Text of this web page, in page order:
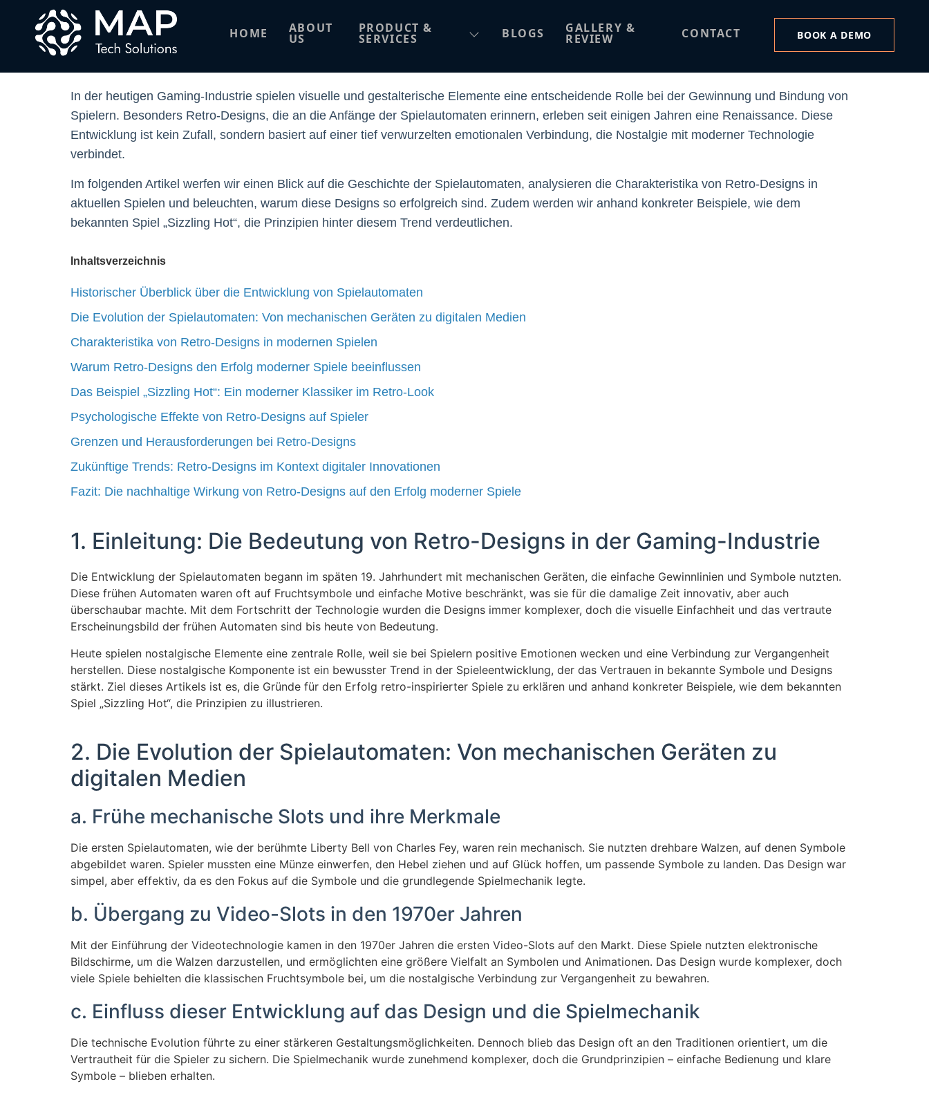
HOME ABOUT
US
PRODUCT &
SERVICES BLOGS GALLERY &
REVIEW CONTACT BOOK A DEMO
Warum Retro-Designs den Erfolg moderner Spiele
beeinflussen
In der heutigen Gaming-Industrie spielen visuelle und gestalterische Elemente eine entscheidende Rolle bei der Gewinnung und Bindung von
Spielern. Besonders Retro-Designs, die an die Anfänge der Spielautomaten erinnern, erleben seit einigen Jahren eine Renaissance. Diese
Entwicklung ist kein Zufall, sondern basiert auf einer tief verwurzelten emotionalen Verbindung, die Nostalgie mit moderner Technologie
verbindet.
Im folgenden Artikel werfen wir einen Blick auf die Geschichte der Spielautomaten, analysieren die Charakteristika von Retro-Designs in
aktuellen Spielen und beleuchten, warum diese Designs so erfolgreich sind. Zudem werden wir anhand konkreter Beispiele, wie dem
bekannten Spiel „Sizzling Hot“, die Prinzipien hinter diesem Trend verdeutlichen.
Inhaltsverzeichnis
Historischer Überblick über die Entwicklung von Spielautomaten
Die Evolution der Spielautomaten: Von mechanischen Geräten zu digitalen Medien
Charakteristika von Retro-Designs in modernen Spielen
Warum Retro-Designs den Erfolg moderner Spiele beeinflussen
Das Beispiel „Sizzling Hot“: Ein moderner Klassiker im Retro-Look
Psychologische Effekte von Retro-Designs auf Spieler
Grenzen und Herausforderungen bei Retro-Designs
Zukünftige Trends: Retro-Designs im Kontext digitaler Innovationen
Fazit: Die nachhaltige Wirkung von Retro-Designs auf den Erfolg moderner Spiele
1. Einleitung: Die Bedeutung von Retro-Designs in der Gaming-Industrie
Die Entwicklung der Spielautomaten begann im späten 19. Jahrhundert mit mechanischen Geräten, die einfache Gewinnlinien und Symbole nutzten.
Diese frühen Automaten waren oft auf Fruchtsymbole und einfache Motive beschränkt, was sie für die damalige Zeit innovativ, aber auch
überschaubar machte. Mit dem Fortschritt der Technologie wurden die Designs immer komplexer, doch die visuelle Einfachheit und das vertraute
Erscheinungsbild der frühen Automaten sind bis heute von Bedeutung.
Heute spielen nostalgische Elemente eine zentrale Rolle, weil sie bei Spielern positive Emotionen wecken und eine Verbindung zur Vergangenheit
herstellen. Diese nostalgische Komponente ist ein bewusster Trend in der Spieleentwicklung, der das Vertrauen in bekannte Symbole und Designs
stärkt. Ziel dieses Artikels ist es, die Gründe für den Erfolg retro-inspirierter Spiele zu erklären und anhand konkreter Beispiele, wie dem bekannten
Spiel „Sizzling Hot“, die Prinzipien zu illustrieren.
2. Die Evolution der Spielautomaten: Von mechanischen Geräten zu
digitalen Medien
a. Frühe mechanische Slots und ihre Merkmale
Die ersten Spielautomaten, wie der berühmte Liberty Bell von Charles Fey, waren rein mechanisch. Sie nutzten drehbare Walzen, auf denen Symbole
abgebildet waren. Spieler mussten eine Münze einwerfen, den Hebel ziehen und auf Glück hoffen, um passende Symbole zu landen. Das Design war
simpel, aber effektiv, da es den Fokus auf die Symbole und die grundlegende Spielmechanik legte.
b. Übergang zu Video-Slots in den 1970er Jahren
Mit der Einführung der Videotechnologie kamen in den 1970er Jahren die ersten Video-Slots auf den Markt. Diese Spiele nutzten elektronische
Bildschirme, um die Walzen darzustellen, und ermöglichten eine größere Vielfalt an Symbolen und Animationen. Das Design wurde komplexer, doch
viele Spiele behielten die klassischen Fruchtsymbole bei, um die nostalgische Verbindung zur Vergangenheit zu bewahren.
c. Einfluss dieser Entwicklung auf das Design und die Spielmechanik
Die technische Evolution führte zu einer stärkeren Gestaltungsmöglichkeiten. Dennoch blieb das Design oft an den Traditionen orientiert, um die
Vertrautheit für die Spieler zu sichern. Die Spielmechanik wurde zunehmend komplexer, doch die Grundprinzipien – einfache Bedienung und klare
Symbole – blieben erhalten.